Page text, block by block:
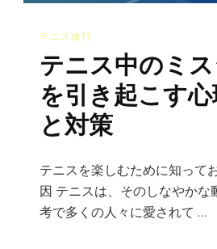
テニス旅行
テニス中のミ
を引き起こす心
と対策
テニスを楽しむために知って
因 テニスは、そのしなやかな
考で多くの人々に愛されて …